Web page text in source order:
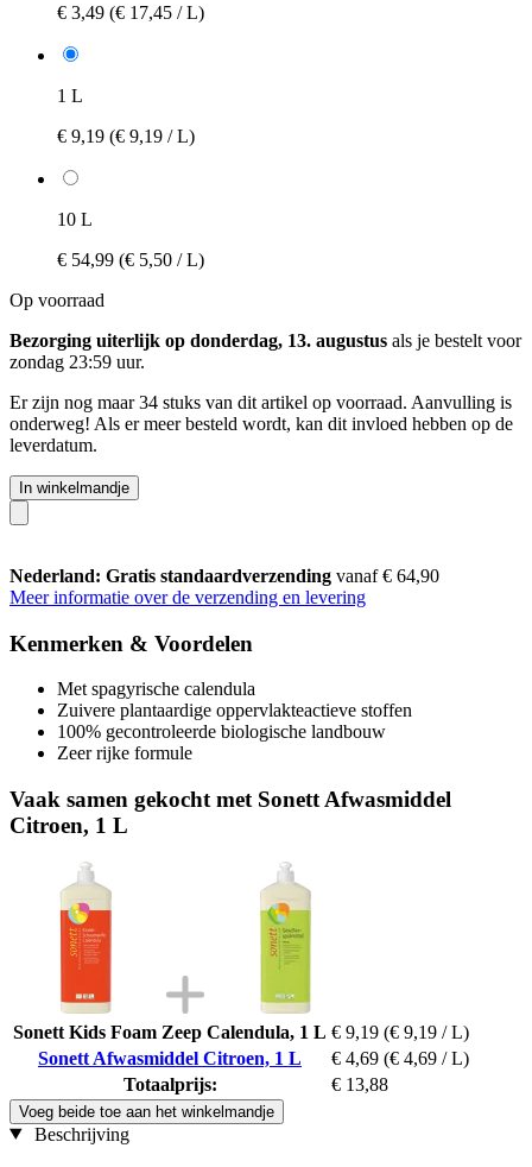
€ 3,49 (€ 17,45 / L)
1 L
€ 9,19 (€ 9,19 / L)
10 L
€ 54,99 (€ 5,50 / L)
Op voorraad
Bezorging uiterlijk op donderdag, 13. augustus als je bestelt voor
zondag 23:59 uur.
Er zijn nog maar 34 stuks van dit artikel op voorraad. Aanvulling is
onderweg! Als er meer besteld wordt, kan dit invloed hebben op de
leverdatum.
In winkelmandje
Nederland: Gratis standaardverzending vanaf € 64,90
Meer informatie over de verzending en levering
Kenmerken & Voordelen
Met spagyrische calendula
Zuivere plantaardige oppervlakteactieve stoffen
100% gecontroleerde biologische landbouw
Zeer rijke formule
Vaak samen gekocht met Sonett Afwasmiddel
Citroen, 1 L
Sonett Kids Foam Zeep Calendula, 1 L € 9,19 (€ 9,19 / L)
Sonett Afwasmiddel Citroen, 1 L
€ 4,69 (€ 4,69 / L)
Totaalprijs:
€ 13,88
Voeg beide toe aan het winkelmandje
Beschrijving